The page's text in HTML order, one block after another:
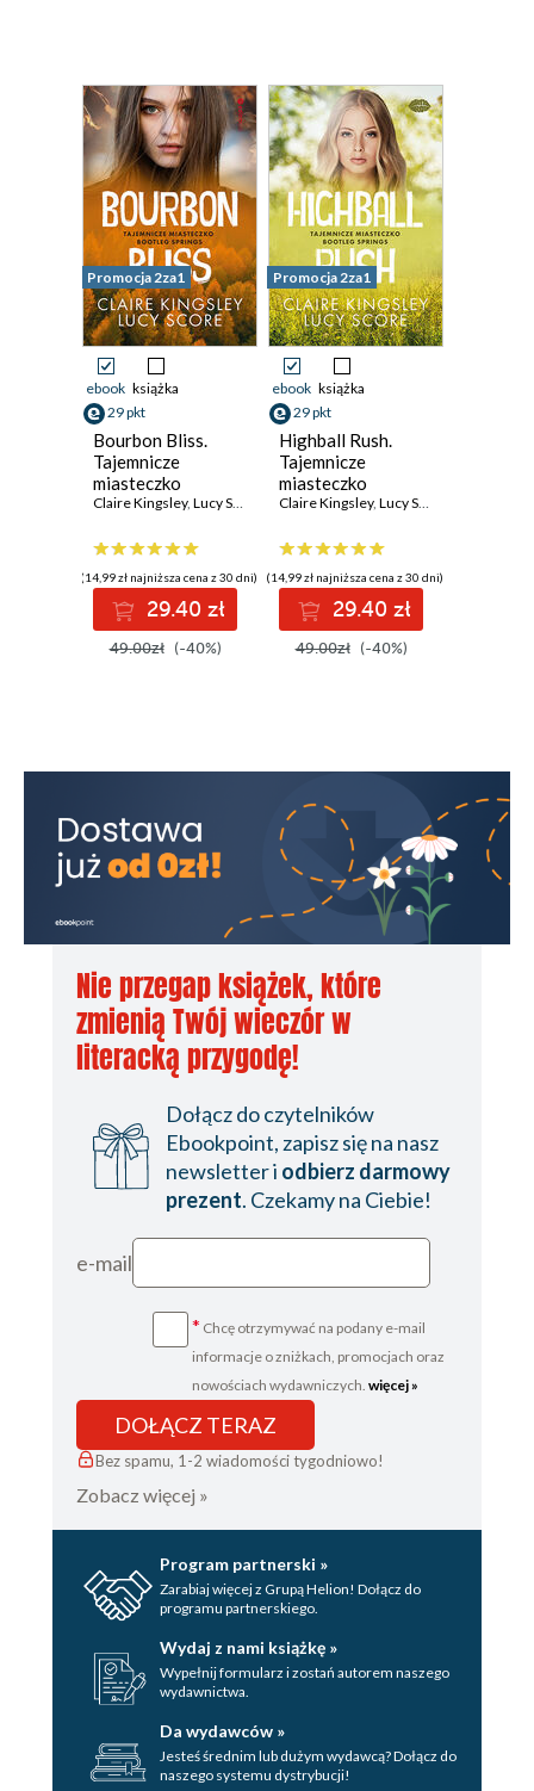
Promocja 2za1
ebook książka
29 pkt
Bourbon Bliss.
Tajemnicze
miasteczko
Bootleg Springs
Claire Kingsley, Lucy Score
(14,99 zł najniższa cena z 30 dni)
29.40 zł
49.00zł (-40%)
Promocja 2za1
ebook książka
29 pkt
Highball Rush.
Tajemnicze
miasteczko
Bootleg Springs
Claire Kingsley, Lucy Score
(14,99 zł najniższa cena z 30 dni)
29.40 zł
49.00zł (-40%)
Nie przegap książek, które
zmienią Twój wieczór w
literacką przygodę!
Dołącz do czytelników
Ebookpoint, zapisz się na nasz
newsletter i odbierz darmowy
prezent. Czekamy na Ciebie!
e-mail
* Chcę otrzymywać na podany e-mail
informacje o zniżkach, promocjach oraz
nowościach wydawniczych. więcej »
DOŁĄCZ TERAZ
Bez spamu, 1-2 wiadomości tygodniowo!
Zobacz więcej »
Program partnerski »
Zarabiaj więcej z Grupą Helion! Dołącz do
programu partnerskiego.
Wydaj z nami książkę »
Wypełnij formularz i zostań autorem naszego
wydawnictwa.
Da wydawców »
Jesteś średnim lub dużym wydawcą? Dołącz do
naszego systemu dystrybucji!